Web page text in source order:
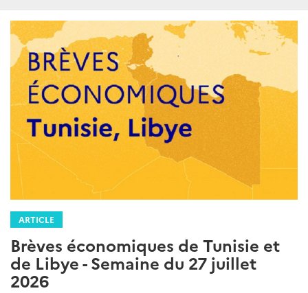
ARTICLE
Brèves économiques de Tunisie et
de Libye - Semaine du 27 juillet
2026